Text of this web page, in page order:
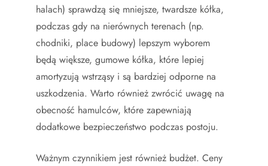
halach) sprawdzą się mniejsze, twardsze kółka,
podczas gdy na nierównych terenach (np.
chodniki, place budowy) lepszym wyborem
będą większe, gumowe kółka, które lepiej
amortyzują wstrząsy i są bardziej odporne na
uszkodzenia. Warto również zwrócić uwagę na
obecność hamulców, które zapewniają
dodatkowe bezpieczeństwo podczas postoju.
Ważnym czynnikiem jest również budżet. Ceny